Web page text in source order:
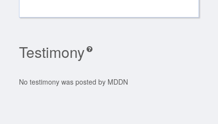
Testimony
No testimony was posted by MDDN